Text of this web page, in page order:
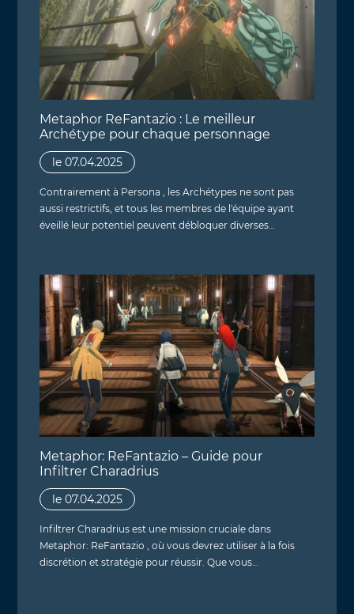
Metaphor ReFantazio : Le meilleur
Archétype pour chaque personnage
le 07.04.2025
Contrairement à Persona , les Archétypes ne sont pas
aussi restrictifs, et tous les membres de l'équipe ayant
éveillé leur potentiel peuvent débloquer diverses…
Metaphor: ReFantazio – Guide pour
Infiltrer Charadrius
le 07.04.2025
Infiltrer Charadrius est une mission cruciale dans
Metaphor: ReFantazio , où vous devrez utiliser à la fois
discrétion et stratégie pour réussir. Que vous…